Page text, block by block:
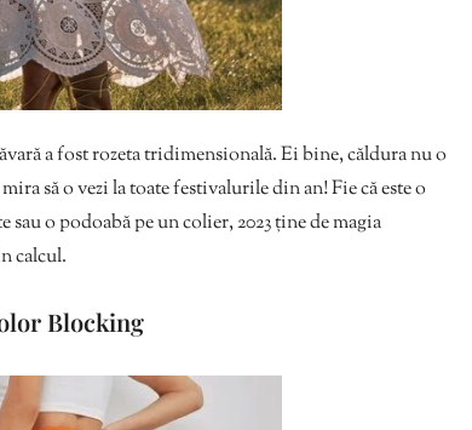
a fost rozeta tridimensională. Ei bine, căldura nu o
să o vezi la toate festivalurile din an! Fie că este o
o podoabă pe un colier, 2023 ține de magia
calcul.
Blocking